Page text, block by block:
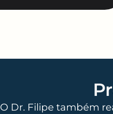
O Dr. Filipe também